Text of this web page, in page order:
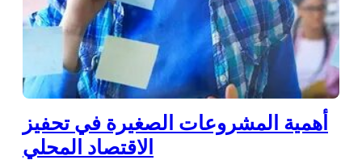
أهمية المشروعات الصغيرة في تحفيز
الاقتصاد المحلي